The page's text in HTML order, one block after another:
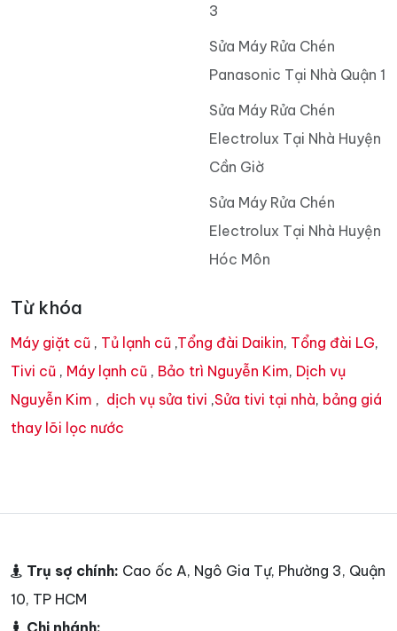
3
Sửa Máy Rửa Chén
Panasonic Tại Nhà Quận 1
Sửa Máy Rửa Chén
Electrolux Tại Nhà Huyện
Cần Giờ
Sửa Máy Rửa Chén
Electrolux Tại Nhà Huyện
Hóc Môn
Từ khóa
Máy giặt cũ , Tủ lạnh cũ ,Tổng đài Daikin, Tổng đài LG,
Tivi cũ , Máy lạnh cũ , Bảo trì Nguyễn Kim, Dịch vụ
Nguyễn Kim , dịch vụ sửa tivi ,Sửa tivi tại nhà, bảng giá
thay lõi lọc nước
Trụ sợ chính: Cao ốc A, Ngô Gia Tự, Phường 3, Quận
10, TP HCM